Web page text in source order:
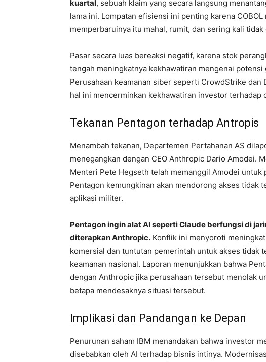
kuartal, sebuah klaim yang secara langsung
lama ini. Lompatan efisiensi ini penting karena
memperbaruinya itu mahal, rumit, dan sering kali tidak
Pasar secara luas bereaksi negatif, karena stok
tengah meningkatnya kekhawatiran mengenai potensi
Perusahaan keamanan siber seperti CrowdStrike dan
hal ini mencerminkan kekhawatiran investor terhadap
Tekanan Pentagon terhadap Antropis
Menambah tekanan, Departemen Pertahanan AS
menegangkan dengan CEO Anthropic Dario Amodei.
Menteri Pete Hegseth telah memanggil Amodei untuk
Pentagon kemungkinan akan mendorong akses tidak
aplikasi militer.
Pentagon ingin alat AI seperti Claude berfungsi di
diterapkan Anthropic. Konflik ini menyoroti
komersial dan tuntutan pemerintah untuk akses tidak
keamanan nasional. Laporan menunjukkan bahwa
dengan Anthropic jika perusahaan tersebut menolak
betapa mendesaknya situasi tersebut.
Implikasi dan Pandangan ke Depan
Penurunan saham IBM menandakan bahwa investor
disebabkan oleh AI terhadap bisnis intinya.